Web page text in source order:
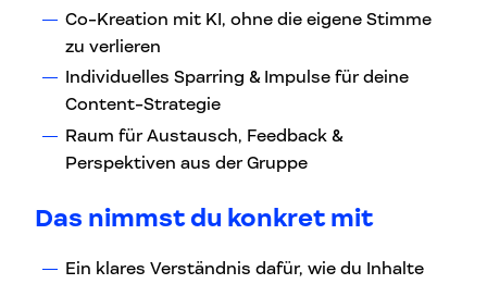
Co-Kreation mit KI, ohne die eigene Stimme
zu verlieren
Individuelles Sparring & Impulse für deine
Content-Strategie
Raum für Austausch, Feedback &
Perspektiven aus der Gruppe
Das nimmst du konkret mit
Ein klares Verständnis dafür, wie du Inhalte